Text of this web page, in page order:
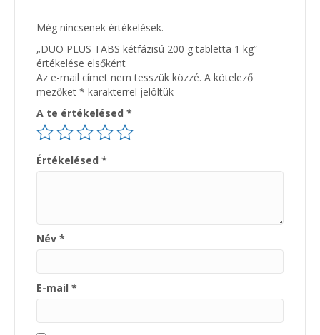
Még nincsenek értékelések.
„DUO PLUS TABS kétfázisú 200 g tabletta 1 kg”
értékelése elsőként
Az e-mail címet nem tesszük közzé. A kötelező
mezőket * karakterrel jelöltük
A te értékelésed *
Értékelésed *
Név *
E-mail *